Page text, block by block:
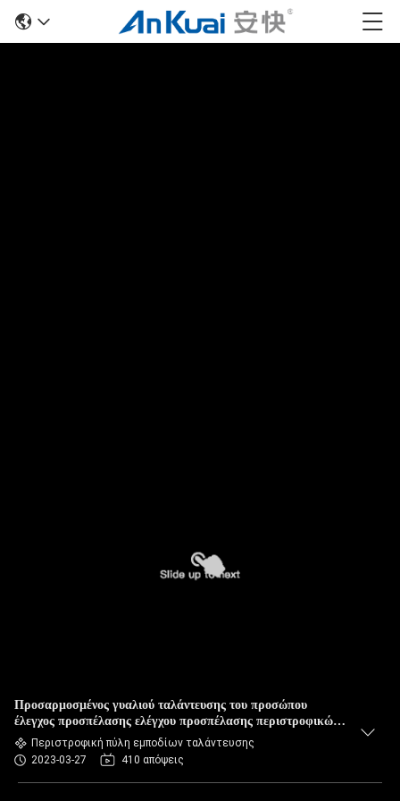
Προσαρμοσμένος γυαλιού ταλάντευσης του προσώπου
έλεγχος προσπέλασης ελέγχου προσπέλασης περιστροφικών
πυλών βιομετρικός
Περιστροφική πύλη εμποδίων ταλάντευσης
2023-03-27
410 απόψεις